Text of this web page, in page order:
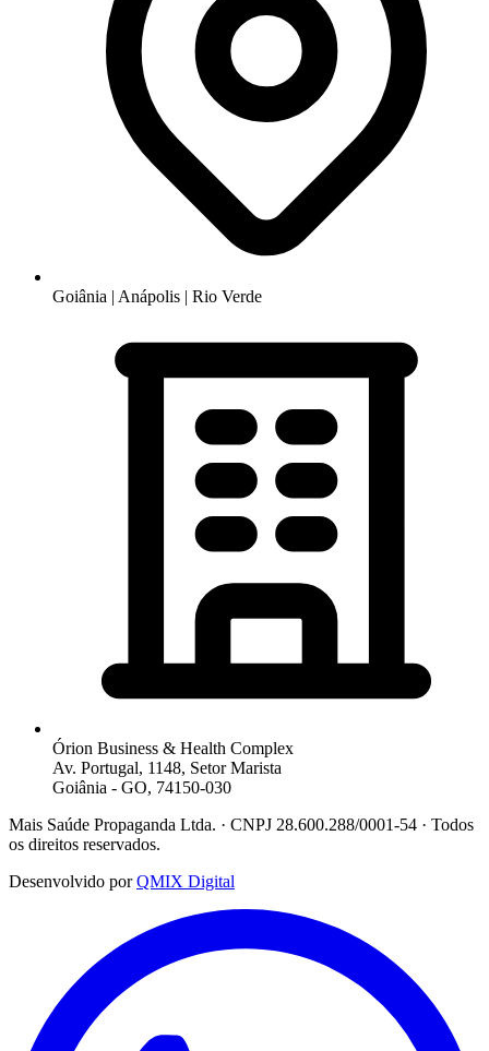
Goiânia | Anápolis | Rio Verde
Órion Business & Health Complex
Av. Portugal, 1148, Setor Marista
Goiânia - GO, 74150-030
Mais Saúde Propaganda Ltda. · CNPJ 28.600.288/0001-54 · Todos
os direitos reservados.
Desenvolvido por QMIX Digital